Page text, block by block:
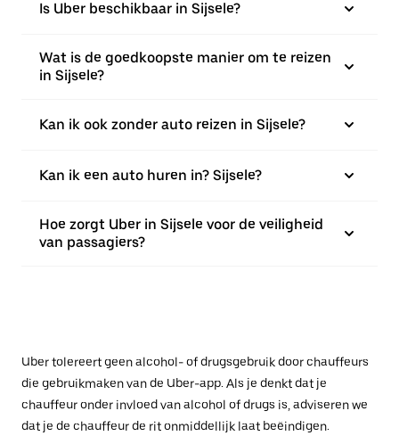
Is Uber beschikbaar in Sijsele?
Wat is de goedkoopste manier om te reizen
in Sijsele?
Kan ik ook zonder auto reizen in Sijsele?
Kan ik een auto huren in? Sijsele?
Hoe zorgt Uber in Sijsele voor de veiligheid
van passagiers?
Uber tolereert geen alcohol- of drugsgebruik door chauffeurs
die gebruikmaken van de Uber-app. Als je denkt dat je
chauffeur onder invloed van alcohol of drugs is, adviseren we
dat je de chauffeur de rit onmiddellijk laat beëindigen.